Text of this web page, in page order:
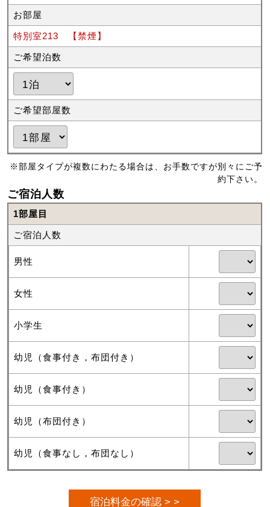
お部屋
特別室213 【禁煙】
ご希望泊数
ご希望部屋数
※部屋タイプが複数にわたる場合は、お手数ですが別々にご予
約下さい。
ご宿泊人数
1部屋目
ご宿泊人数
男性
女性
小学生
幼児（食事付き，布団付き）
幼児（食事付き）
幼児（布団付き）
幼児（食事なし，布団なし）
宿泊料金の確認 > >